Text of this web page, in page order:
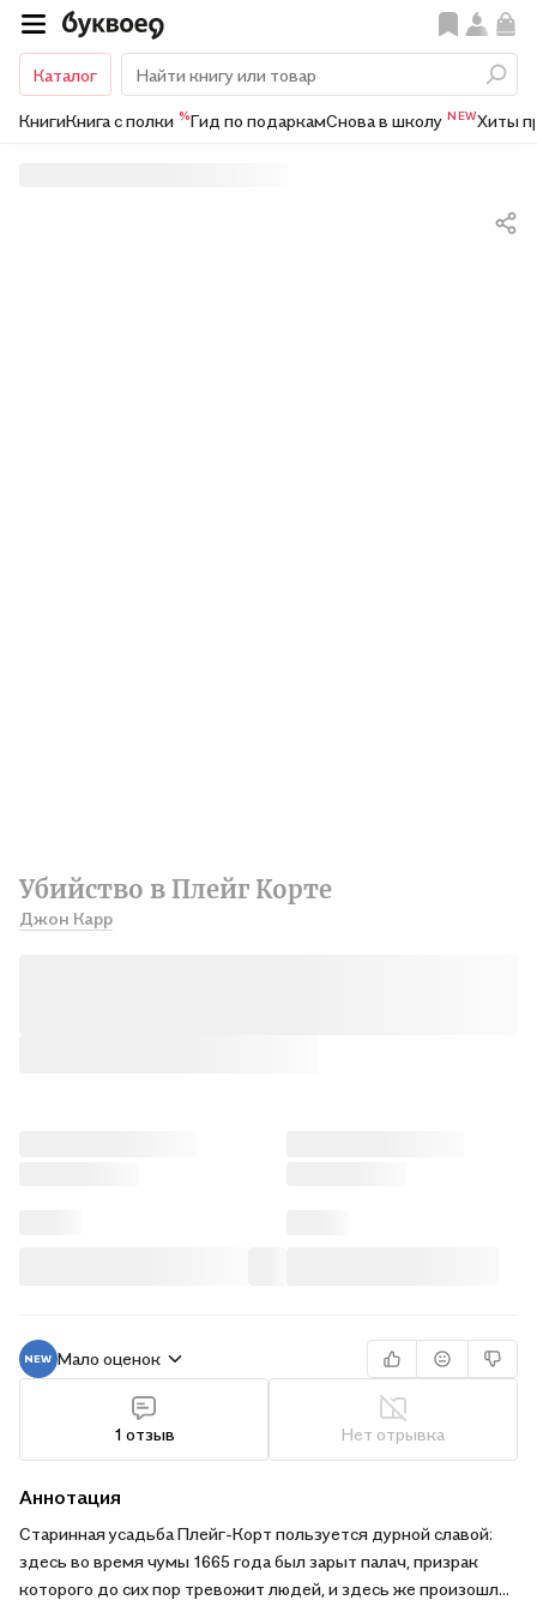
Каталог
КнигиКнига с полки %Гид по подаркамСнова в школу NEWХиты
Убийство в Плейг Корте
Джон Карр
Мало оценок
1 отзыв Нет отрывка
Аннотация
Старинная усадьба Плейг-Корт пользуется дурной славой:
здесь во время чумы 1665 года был зарыт палач, призрак
которого до сих пор тревожит людей, и здесь же произошли